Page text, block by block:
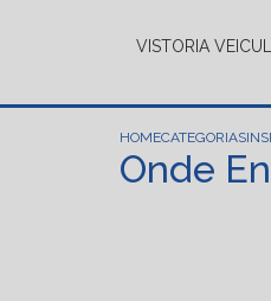
VISTORIA
HOMECATEGORIAS
Onde